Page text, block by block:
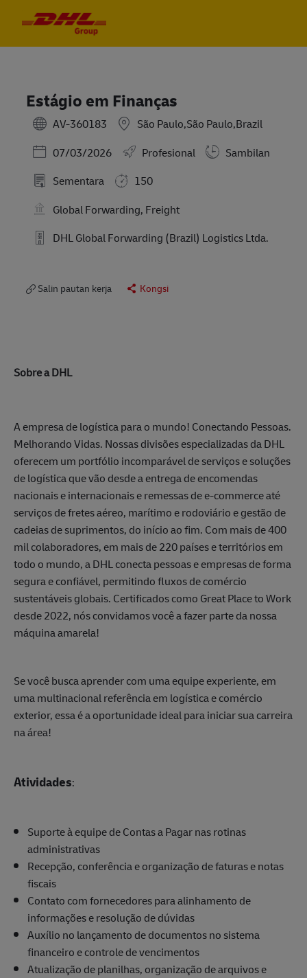
Estágio em Finanças
AV-360183
São Paulo,São Paulo,Brazil
Posted Date
07/03/2026 Profesional
Sambilan
Sementara
150
Global Forwarding, Freight
DHL Global Forwarding (Brazil) Logistics Ltda.
Salin pautan kerja Kongsi
Sobre a DHL
A empresa de logística para o mundo! Conectando Pessoas.
Melhorando Vidas. Nossas divisões especializadas da DHL
oferecem um portfólio incomparável de serviços e soluções
de logística que vão desde a entrega de encomendas
nacionais e internacionais e remessas de e-commerce até
serviços de fretes aéreo, marítimo e rodoviário e gestão de
cadeias de suprimentos, do início ao fim. Com mais de 400
mil colaboradores, em mais de 220 países e territórios em
todo o mundo, a DHL conecta pessoas e empresas de forma
segura e confiável, permitindo fluxos de comércio
sustentáveis globais. Certificados como Great Place to Work
desde 2022, nós convidamos você a fazer parte da nossa
máquina amarela!
Se você busca aprender com uma equipe experiente, em
uma multinacional referência em logística e comércio
exterior, essa é a oportunidade ideal para iniciar sua carreira
na área!
Atividades:
Suporte à equipe de Contas a Pagar nas rotinas
administrativas
Recepção, conferência e organização de faturas e notas
fiscais
Contato com fornecedores para alinhamento de
informações e resolução de dúvidas
Auxílio no lançamento de documentos no sistema
financeiro e controle de vencimentos
Atualização de planilhas, organização de arquivos e